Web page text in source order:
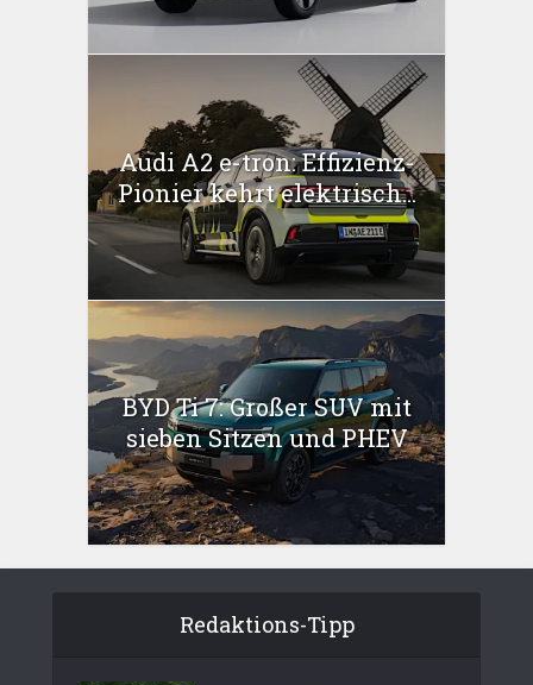
Audi A2 e-tron: Effizienz-
Pionier kehrt elektrisch...
BYD Ti 7: Großer SUV mit
sieben Sitzen und PHEV
Redaktions-Tipp